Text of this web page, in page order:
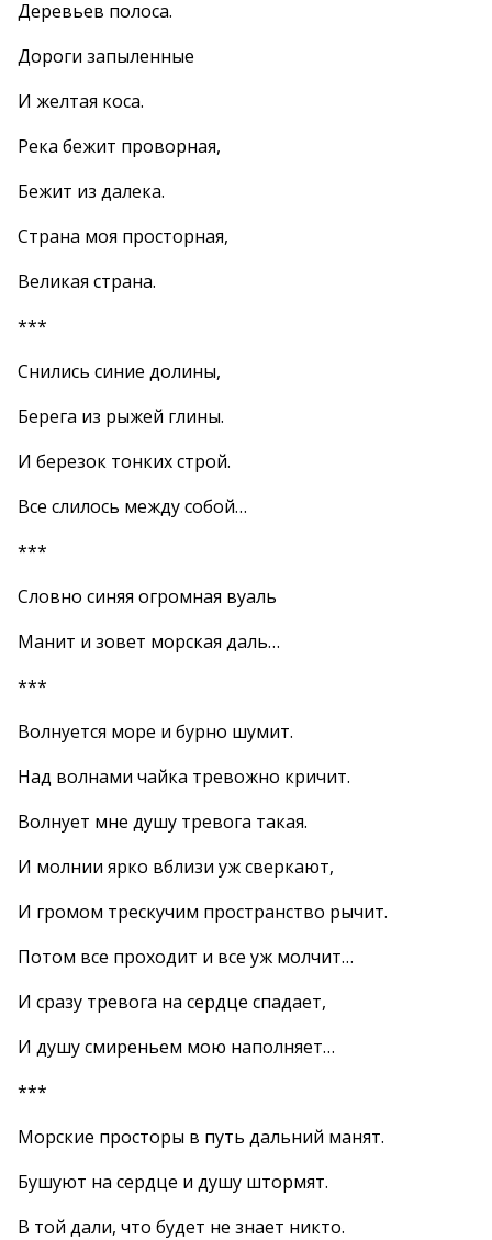
Деревьев полоса.
Дороги запыленные
И желтая коса.
Река бежит проворная,
Бежит из далека.
Страна моя просторная,
Великая страна.
***
Снились синие долины,
Берега из рыжей глины.
И березок тонких строй.
Все слилось между собой…
***
Словно синяя огромная вуаль
Манит и зовет морская даль…
***
Волнуется море и бурно шумит.
Над волнами чайка тревожно кричит.
Волнует мне душу тревога такая.
И молнии ярко вблизи уж сверкают,
И громом трескучим пространство рычит.
Потом все проходит и все уж молчит…
И сразу тревога на сердце спадает,
И душу смиреньем мою наполняет…
***
Морские просторы в путь дальний манят.
Бушуют на сердце и душу штормят.
В той дали, что будет не знает никто.